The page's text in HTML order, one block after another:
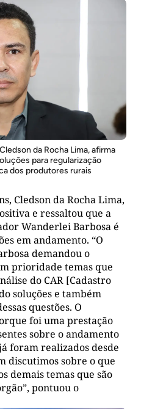
da Rocha Lima, afirma
para regularização
dos produtores rurais
Cledson da Rocha Lima,
e ressaltou que a
Wanderlei Barbosa é
em andamento. “O
demandou o
prioridade temas que
do CAR [Cadastro
soluções e também
questões. O
foi uma prestação
sobre o andamento
foram realizados desde
discutimos sobre o que
demais temas que são
pontuou o